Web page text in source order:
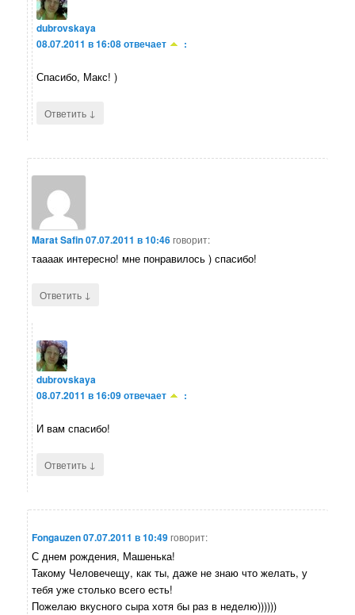
dubrovskaya
08.07.2011 в 16:08отвечает :
Спасибо, Макс! )
Ответить ↓
Marat Safin07.07.2011 в 10:46говорит:
таааак интересно! мне понравилось ) спасибо!
Ответить ↓
dubrovskaya
08.07.2011 в 16:09отвечает :
И вам спасибо!
Ответить ↓
Fongauzen07.07.2011 в 10:49говорит:
С днем рождения, Машенька!
Такому Человечещу, как ты, даже не знаю что желать, у
тебя уже столько всего есть!
Пожелаю вкусного сыра хотя бы раз в неделю))))))